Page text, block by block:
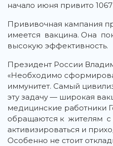
начало июня привито
Прививочная кампания
имеется вакцина. Она
высокую эффективность.
Президент России
«Необходимо
иммунитет. Самый
эту задачу — широкая
медицинские работники
обращаются к жителям с
активизироваться и
Особенно не стоит